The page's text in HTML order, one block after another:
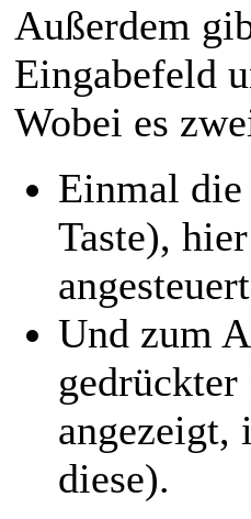
Außerdem
Eingabefeld
Wobei es
Einmal
Taste),
Und zum
angezeigt,
diese).